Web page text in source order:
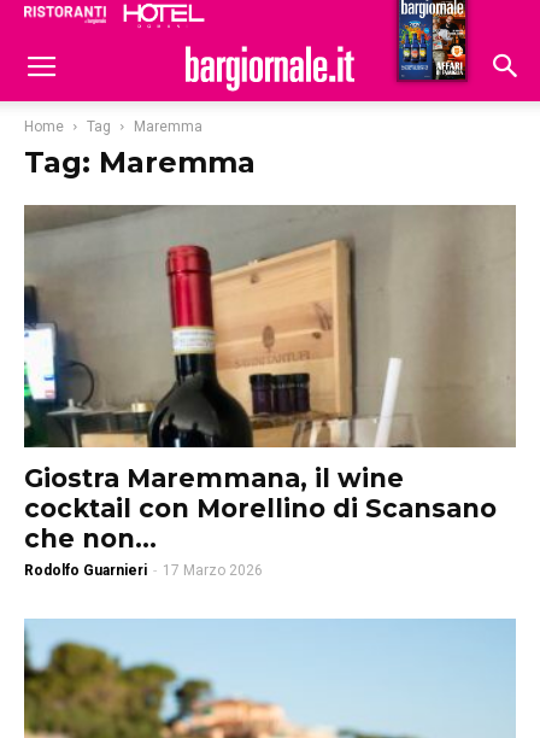
Hoteldomani
Home Tag Maremma
Tag: Maremma
Giostra Maremmana, il wine
cocktail con Morellino di Scansano
che non...
Rodolfo Guarnieri - 17 Marzo 2026